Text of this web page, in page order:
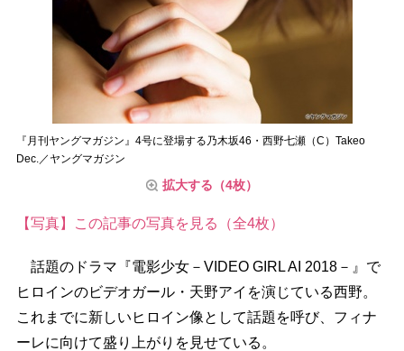
『月刊ヤングマガジン』4号に登場する乃木坂46・西野七瀬（C）Takeo
Dec.／ヤングマガジン
拡大する（4枚）
【写真】この記事の写真を見る（全4枚）
話題のドラマ『電影少女－VIDEO GIRL AI 2018－』で
ヒロインのビデオガール・天野アイを演じている西野。
これまでに新しいヒロイン像として話題を呼び、フィナ
ーレに向けて盛り上がりを見せている。